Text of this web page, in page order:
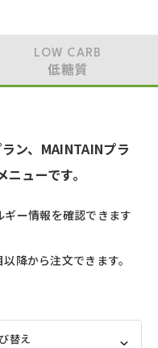
LOW CARB
低糖質
ン、MAINTAINプラ
ューです。
ー情報を確認できます
降から注文できます。